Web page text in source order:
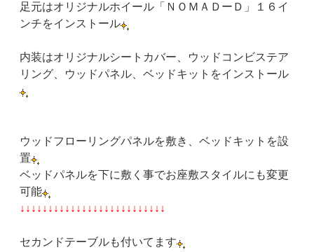
足元はオリジナルホイール「ＮＯＭＡＤーＤ」１６イ
ンチをインストール
内装はオリジナルシートカバー、ウッドコンビステア
リング、ウッドパネル、ベッドキットをインストール
ウッドフローリングパネルを敷き、ベッドキットを設
置
ベッドパネルを下に敷く事でお座敷スタイルにも変更
可能
↓↓↓↓↓↓↓↓↓↓↓↓↓↓↓↓↓↓↓↓↓↓↓↓↓↓
セカンドテーブルも付いてます